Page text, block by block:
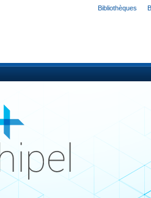
Bibliothèques